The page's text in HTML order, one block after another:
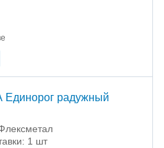
радужный
1 шт